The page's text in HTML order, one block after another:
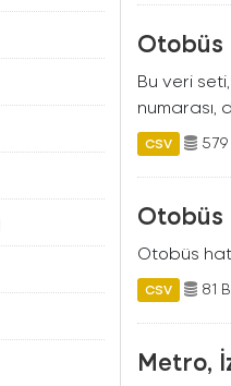
Otobüs
Bu veri
numarası,
CSV 579
Otobüs
Otobüs
CSV 81 B
Metro,